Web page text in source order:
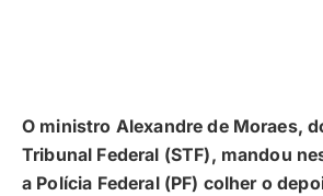
O ministro Alexandre de Moraes,
Tribunal Federal (STF), mandou
a Polícia Federal (PF) colher o